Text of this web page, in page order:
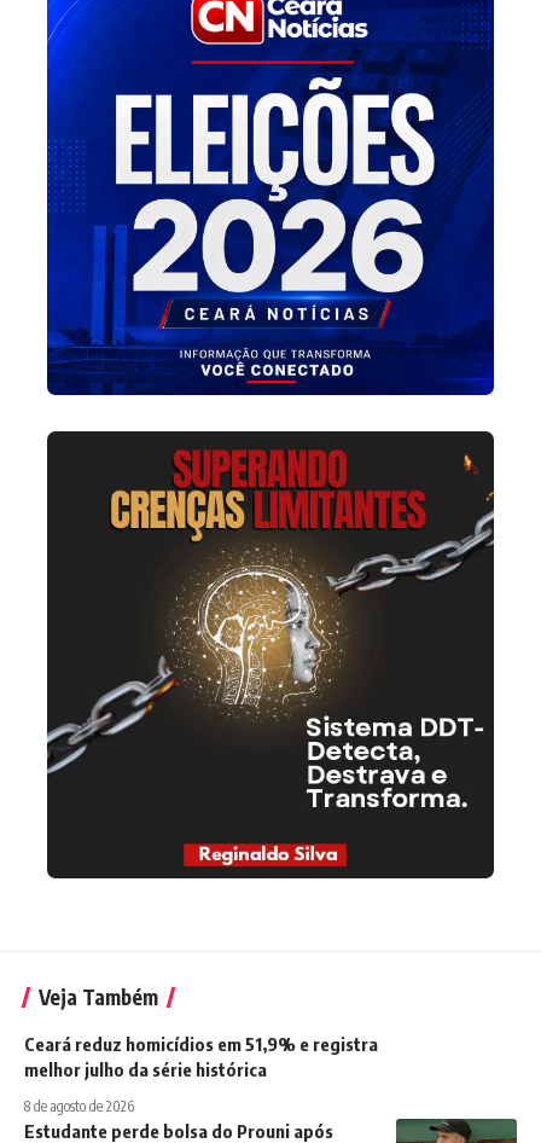
Veja Também
Ceará reduz homicídios em 51,9% e registra
melhor julho da série histórica
8 de agosto de 2026
Estudante perde bolsa do Prouni após